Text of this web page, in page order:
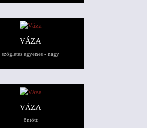
VÁZA
szögletes egyenes - nagy
VÁZA
öntött